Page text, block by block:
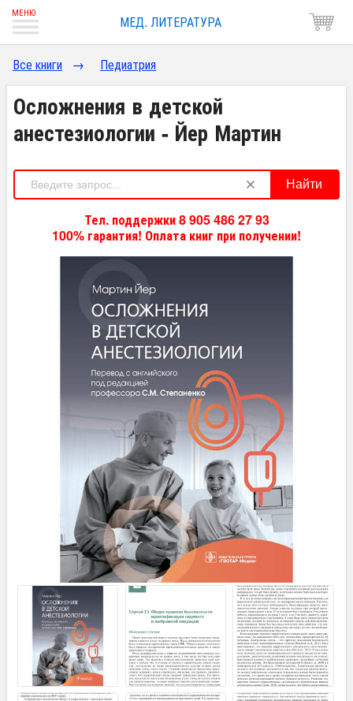
МЕД. ЛИТЕРАТУРА
Все книги → Педиатрия
Осложнения в детской
анестезиологии - Йер Мартин
Найти
Тел. поддержки 8 905 486 27 93
100% гарантия! Оплата книг при получении!